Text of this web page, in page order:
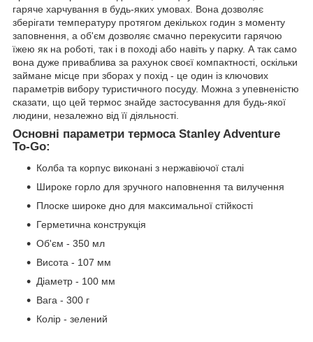
гаряче харчування в будь-яких умовах. Вона дозволяє
зберігати температуру протягом декількох годин з моменту
заповнення, а об'єм дозволяє смачно перекусити гарячою
їжею як на роботі, так і в поході або навіть у парку. А так само
вона дуже приваблива за рахунок своєї компактності, оскільки
займане місце при зборах у похід - це один із ключових
параметрів вибору туристичного посуду. Можна з упевненістю
сказати, що цей термос знайде застосування для будь-якої
людини, незалежно від її діяльності.
Основні параметри термоса Stanley Adventure
To-Go:
Колба та корпус виконані з нержавіючої сталі
Широке горло для зручного наповнення та вилучення
Плоске широке дно для максимальної стійкості
Герметична конструкція
Об'єм - 350 мл
Висота - 107 мм
Діаметр - 100 мм
Вага - 300 г
Колір - зелений